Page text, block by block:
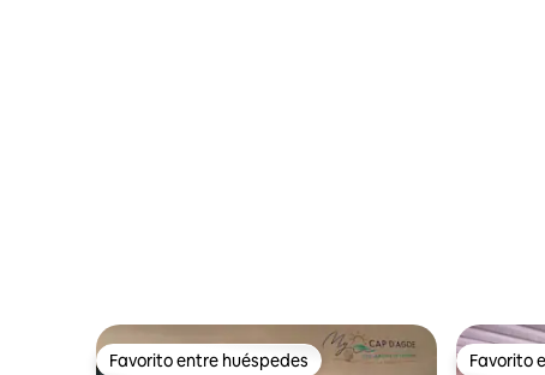
Favorito entre huéspedes Favorito